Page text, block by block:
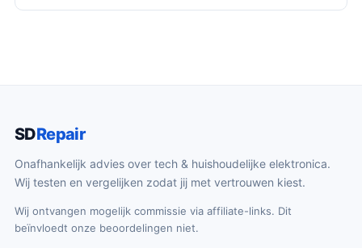
SDRepair
Onafhankelijk advies over tech & huishoudelijke elektronica.
Wij testen en vergelijken zodat jij met vertrouwen kiest.
Wij ontvangen mogelijk commissie via affiliate-links. Dit
beïnvloedt onze beoordelingen niet.